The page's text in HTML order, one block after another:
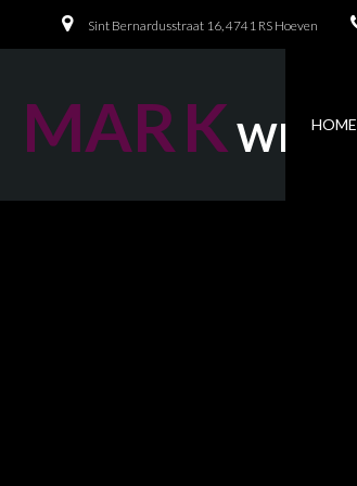
Sint Bernardusstraat 16, 4741 RS Hoeven
MARK WI NM
HOME